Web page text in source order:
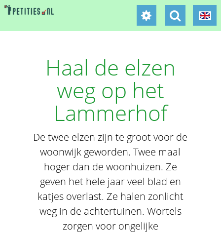
Haal de elzen
weg op het
Lammerhof
De twee elzen zijn te groot voor de
woonwijk geworden. Twee maal
hoger dan de woonhuizen. Ze
geven het hele jaar veel blad en
katjes overlast. Ze halen zonlicht
weg in de achtertuinen. Wortels
zorgen voor ongelijke